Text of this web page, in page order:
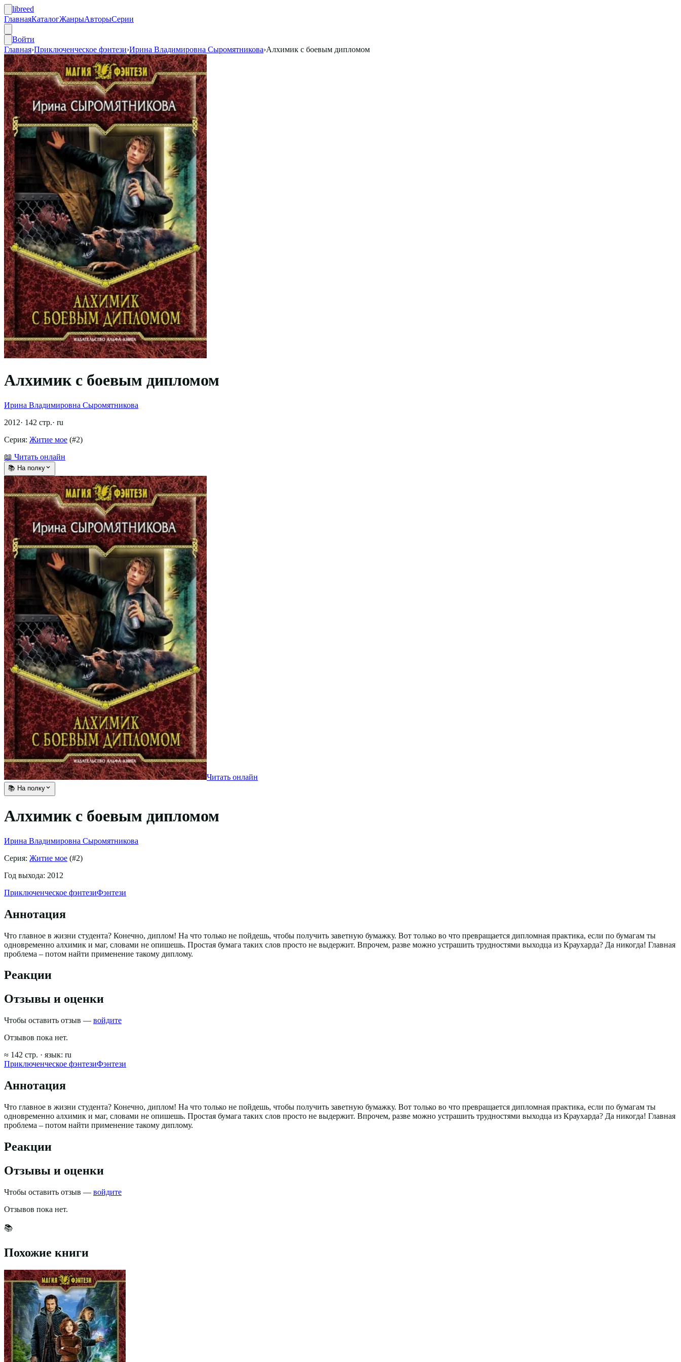
libreed
ГлавнаяКаталогЖанрыАвторыСерии
Войти
Главная›Приключенческое фэнтези›Ирина Владимировна Сыромятникова›Алхимик с боевым дипломом
Алхимик с боевым дипломом
Ирина Владимировна Сыромятникова
2012· 142 стр.· ru
Серия: Житие мое (#2)
📖 Читать онлайн
📚 На полку
Читать онлайн
📚 На полку
Алхимик с боевым дипломом
Ирина Владимировна Сыромятникова
Серия: Житие мое (#2)
Год выхода: 2012
Приключенческое фэнтезиФэнтези
Аннотация
Что главное в жизни студента? Конечно, диплом! На что только не пойдешь, чтобы получить заветную бумажку. Вот только во что превращается дипломная практика, если по бумагам ты
одновременно алхимик и маг, словами не опишешь. Простая бумага таких слов просто не выдержит. Впрочем, разве можно устрашить трудностями выходца из Краухарда? Да никогда! Главная
проблема – потом найти применение такому диплому.
Реакции
Отзывы и оценки
Чтобы оставить отзыв — войдите
Отзывов пока нет.
≈ 142 стр. · язык: ru
Приключенческое фэнтезиФэнтези
Аннотация
Что главное в жизни студента? Конечно, диплом! На что только не пойдешь, чтобы получить заветную бумажку. Вот только во что превращается дипломная практика, если по бумагам ты
одновременно алхимик и маг, словами не опишешь. Простая бумага таких слов просто не выдержит. Впрочем, разве можно устрашить трудностями выходца из Краухарда? Да никогда! Главная
проблема – потом найти применение такому диплому.
Реакции
Отзывы и оценки
Чтобы оставить отзыв — войдите
Отзывов пока нет.
📚
Похожие книги